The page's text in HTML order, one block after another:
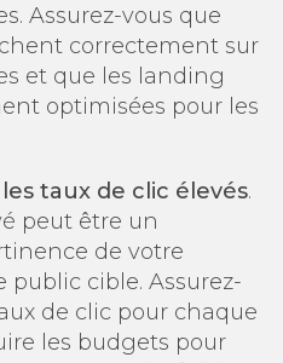
Assurez-vous que
correctement sur
et que les landing
optimisées pour les
taux de clic élevés.
peut être un
de votre
cible. Assurez-
de clic pour chaque
les budgets pour